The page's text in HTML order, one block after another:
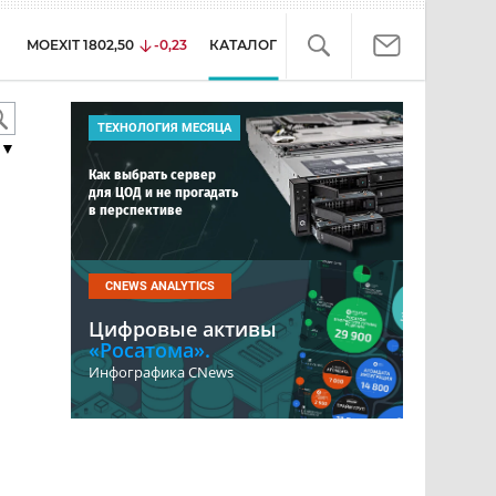
MOEXIT 1802,50 -0,23 КАТАЛОГ
ТЕХНОЛОГИЯ МЕСЯЦА
Как выбрать сервер
для ЦОД и не прогадать
в перспективе
CNEWS ANALYTICS
Цифровые активы
«Росатома».
Инфографика CNews